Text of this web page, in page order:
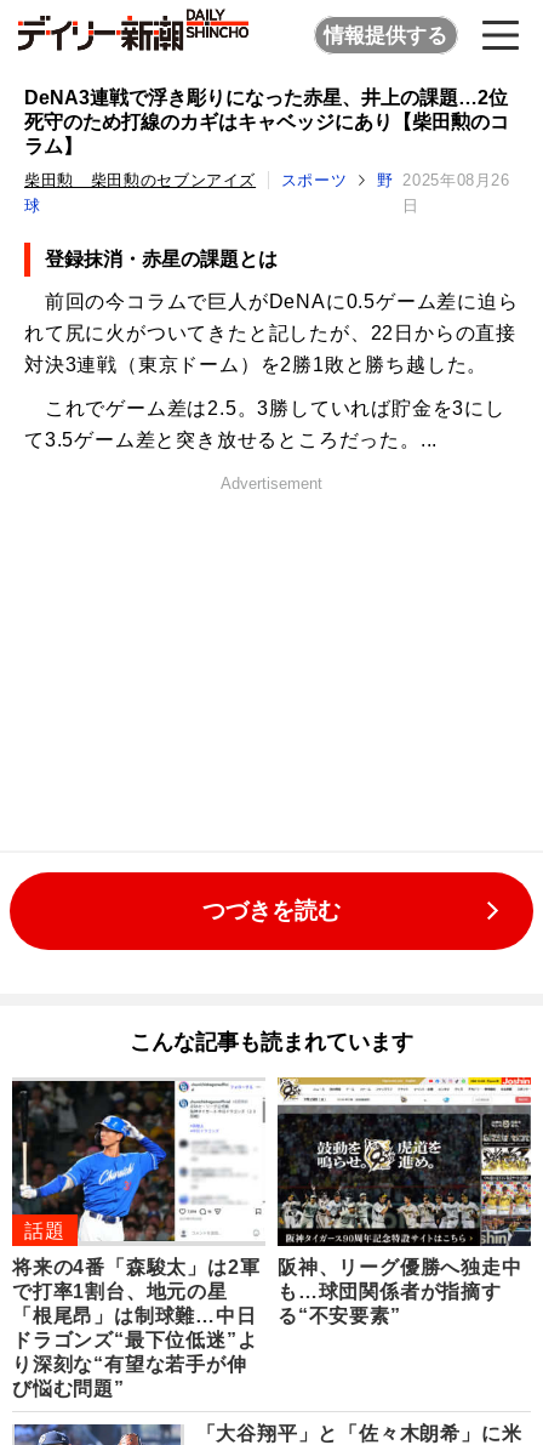
情報提供する
DeNA3連戦で浮き彫りになった赤星、井上の課題…2位
死守のため打線のカギはキャベッジにあり【柴田勲のコ
ラム】
柴田勲 柴田勲のセブンアイズ スポーツ
野
球
2025年08月26
日
登録抹消・赤星の課題とは
前回の今コラムで巨人がDeNAに0.5ゲーム差に迫ら
れて尻に火がついてきたと記したが、22日からの直接
対決3連戦（東京ドーム）を2勝1敗と勝ち越した。
これでゲーム差は2.5。3勝していれば貯金を3にし
て3.5ゲーム差と突き放せるところだった。...
Advertisement
つづきを読む
こんな記事も読まれています
話題
将来の4番「森駿太」は2軍
で打率1割台、地元の星
「根尾昂」は制球難…中日
ドラゴンズ“最下位低迷”よ
り深刻な“有望な若手が伸
び悩む問題”
阪神、リーグ優勝へ独走中
も…球団関係者が指摘す
る“不安要素”
「大谷翔平」と「佐々木朗希」に米